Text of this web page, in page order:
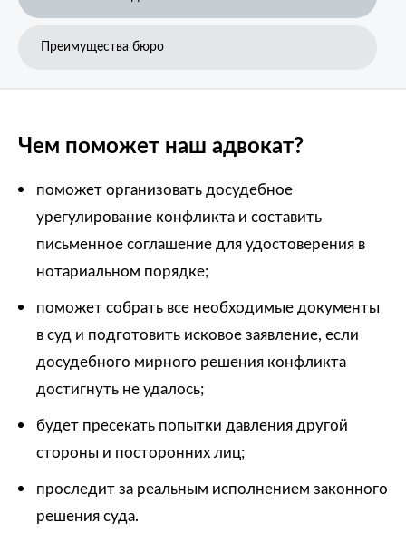
Преимущества бюро
Чем поможет наш адвокат?
поможет организовать досудебное
урегулирование конфликта и составить
письменное соглашение для удостоверения в
нотариальном порядке;
поможет собрать все необходимые документы
в суд и подготовить исковое заявление, если
досудебного мирного решения конфликта
достигнуть не удалось;
будет пресекать попытки давления другой
стороны и посторонних лиц;
проследит за реальным исполнением законного
решения суда.